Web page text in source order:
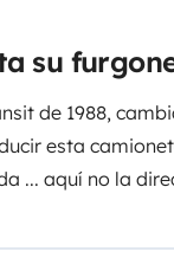
su
de 1988,
esta
... aquí no la
un vehículo
Creo que